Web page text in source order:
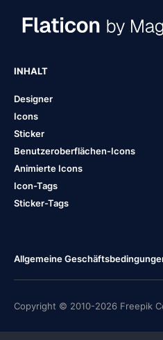
INHALT
Designer
Icons
Sticker
Benutzeroberflächen-Icons
Animierte Icons
Icon-Tags
Sticker-Tags
Allgemeine
Copyright © 2010-2026 Freepik